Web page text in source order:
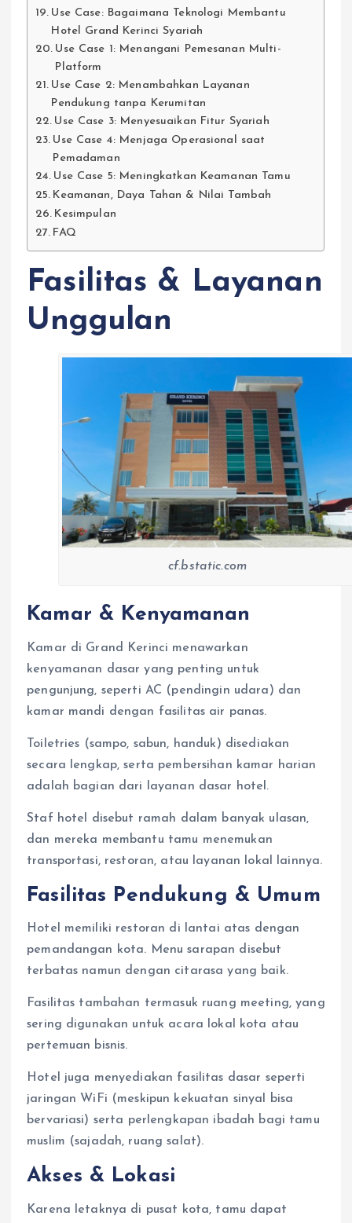
Use Case: Bagaimana Teknologi Membantu
Hotel Grand Kerinci Syariah
Use Case 1: Menangani Pemesanan Multi-
Platform
Use Case 2: Menambahkan Layanan
Pendukung tanpa Kerumitan
Use Case 3: Menyesuaikan Fitur Syariah
Use Case 4: Menjaga Operasional saat
Pemadaman
Use Case 5: Meningkatkan Keamanan Tamu
Keamanan, Daya Tahan & Nilai Tambah
Kesimpulan
FAQ
Fasilitas & Layanan
Unggulan
cf.bstatic.com
Kamar & Kenyamanan
Kamar di Grand Kerinci menawarkan
kenyamanan dasar yang penting untuk
pengunjung, seperti AC (pendingin udara) dan
kamar mandi dengan fasilitas air panas.
Toiletries (sampo, sabun, handuk) disediakan
secara lengkap, serta pembersihan kamar harian
adalah bagian dari layanan dasar hotel.
Staf hotel disebut ramah dalam banyak ulasan,
dan mereka membantu tamu menemukan
transportasi, restoran, atau layanan lokal lainnya.
Fasilitas Pendukung & Umum
Hotel memiliki restoran di lantai atas dengan
pemandangan kota. Menu sarapan disebut
terbatas namun dengan citarasa yang baik.
Fasilitas tambahan termasuk ruang meeting, yang
sering digunakan untuk acara lokal kota atau
pertemuan bisnis.
Hotel juga menyediakan fasilitas dasar seperti
jaringan WiFi (meskipun kekuatan sinyal bisa
bervariasi) serta perlengkapan ibadah bagi tamu
muslim (sajadah, ruang salat).
Akses & Lokasi
Karena letaknya di pusat kota, tamu dapat